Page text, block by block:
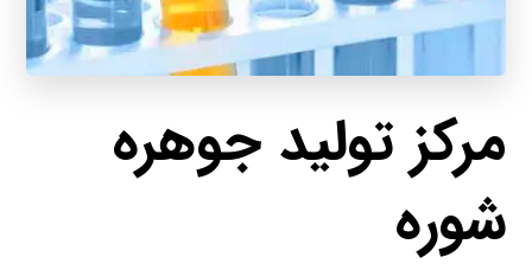
مرکز تولید جوهره
شوره